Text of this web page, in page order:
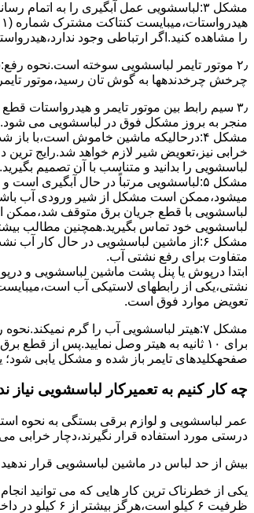
را ﻣﺸﺎﻫﺪه کنید.اﮔﺮ ارﺗﺒﺎطی وجود
ﭼﺮﺧﺶ چرخدندهها به گوش تان رﺳﯿﺪ،ﻣﻮﺗﻮر
۳٫ ﺳﯿﻢ راﺑﻂ ﺑﯿﻦ ﻣﻮﺗﻮر ﺗﺎﯾﻤﺮ و ﻫﯿﺪرواﺳﺘﺎت
ﻣﻨﺠﺮ ﺑﻪ ﺑﺮوز مشکل ﻓﻮق در لباسشویی می شود.
مشکل ۴:درحالیکه ﻣﺎﺷﯿﻦ ﺧﺎﻣﻮش اﺳﺖ،ﺑﺎ
خرابی نیز،تعویض شیر لازم خواهد شد.رایج
لباسشویی را بدانید و متناسب با آن تصمیم بگیرید.
مشکل ۵:لباسشویی مرتباً در ﺣﺎل آﺑﮕﯿﺮی
میشود،ممکن است مشکل از شیر ورودی آب
لباسشویی با قطع جریان برق متوقف شد،ممکن
لباسشویی خود تماس بگیرید.همچنین مطالب
مشکل ۶:از ﻣﺎﺷﯿﻦ لباسشویی در ﺣﺎل ﮐﺎر
متفاوت برای رفع نشتی آب.
ابتدا درپوش یا پنل ﭘﺸﺖ ﻣﺎﺷﯿﻦ لباسشویی و
نشتی،ﯾﮑﯽ از رابطهای ﻻﺳﺘﯿﮑﯽ آب
ﺗﻌﻮﯾﺾ ﻣﻮارد ﻓﻮق اﺳﺖ.
برای ۱۰ ﺛﺎﻧﯿﻪ ﺑﻪ ﻫﯿﺘﺮ وصل نمایید.ﭘﺲ
صفحهکلیدهای ﺗﺎﯾﻤﺮ باز شده و مشکل یابی
چه کار کنیم به تعمیرکار لباسشویی نیاز
عمر لباسشویی و لوازم برقی بستگی به نحوه
درستی مورد استفاده قرار نگیرند،دچار خرابی می شوند و هزینه تعمیر
بیش از حد لباس در ماشین لباسشویی قرار ندهید
یکی از خطرناک ترین کار هایی که می توانید
ظرفیت ۶ کیلو است،هرگز بیشتر از ۶ کیلو در داخل آن لباس قرار ندهید.این کار باعث می شود که عمر ماشین لباسشویی شما به شدت افزایش پیدا کند.